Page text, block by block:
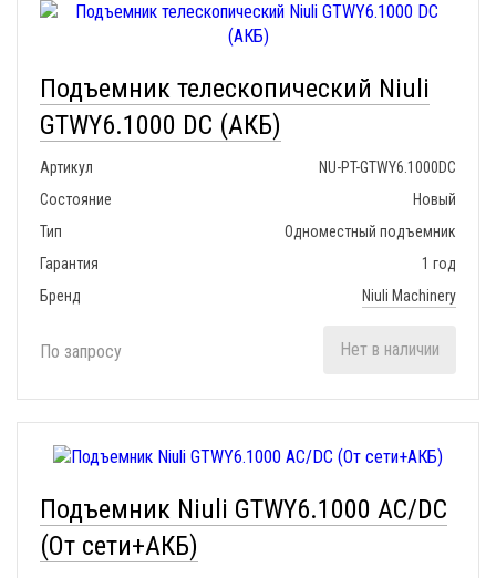
Подъемник телескопический Niuli
GTWY6.1000 DC (АКБ)
Артикул
NU-PT-GTWY6.1000DC
Состояние
Новый
Тип
Одноместный подъемник
Гарантия
1 год
Бренд
Niuli Machinery
По запросу Нет в наличии
Подъемник Niuli GTWY6.1000 AC/DC
(От сети+АКБ)